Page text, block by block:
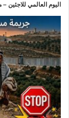
اليوم العالمي للاجئين –